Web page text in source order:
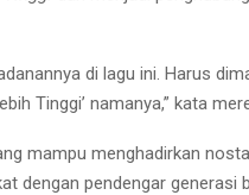
di lagu ini. Harus
Tinggi’ namanya,” kata
mampu menghadirkan
dengan pendengar